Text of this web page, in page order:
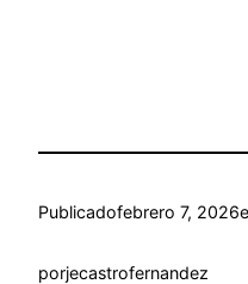
Publicadofebrero 7, 2026
porjecastrofernandez